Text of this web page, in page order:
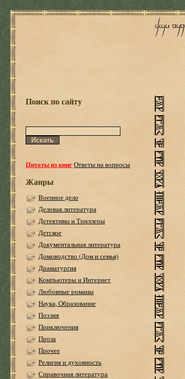
Поиск по сайту
Цитаты из книгОтветы на вопросы
Жанры
Военное дело
Деловая литература
Детективы и Триллеры
Детское
Документальная литература
Домоводство (Дом и семья)
Драматургия
Компьютеры и Интернет
Любовные романы
Наука, Образование
Поэзия
Приключения
Проза
Прочее
Религия и духовность
Справочная литература